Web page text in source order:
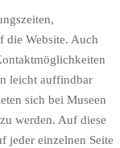
die Website. Auch
leicht auffindbar
sich bei Museen
werden. Auf diese
jeder einzelnen Seite